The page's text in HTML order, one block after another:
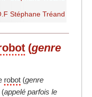
(genre
robot (genre
(appelé parfois le